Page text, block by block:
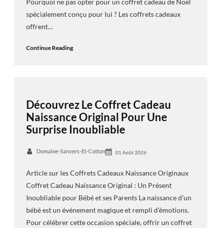
Pourquoi ne pas opter pour un coffret cadeau de Noël
spécialement conçu pour lui ? Les coffrets cadeaux
offrent…
Continue Reading
Découvrez Le Coffret Cadeau
Naissance Original Pour Une
Surprise Inoubliable
Domaine-Sanvers-Et-Cotton 01 Août 2026
Article sur les Coffrets Cadeaux Naissance Originaux
Coffret Cadeau Naissance Original : Un Présent
Inoubliable pour Bébé et ses Parents La naissance d’un
bébé est un événement magique et rempli d’émotions.
Pour célébrer cette occasion spéciale, offrir un coffret